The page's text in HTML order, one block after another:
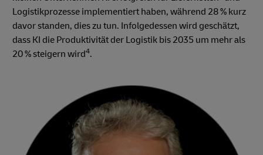
Logistikprozesse implementiert haben, während 28 % kurz
davor standen, dies zu tun. Infolgedessen wird geschätzt,
dass KI die Produktivität der Logistik bis 2035 um mehr als
20 % steigern wird4.